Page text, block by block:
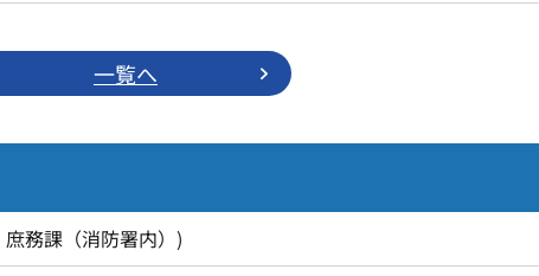
一覧へ
庶務課（消防署内） )